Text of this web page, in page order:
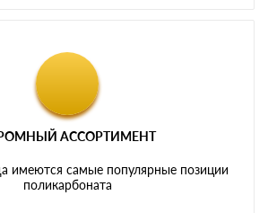
АССОРТИМЕНТ
имеются самые популярные позиции
поликарбоната